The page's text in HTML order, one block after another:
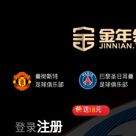
登录注册
送18元